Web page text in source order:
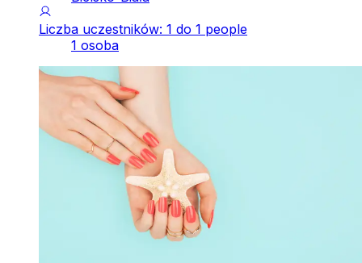
Liczba uczestników: 1 do 1 people
1 osoba